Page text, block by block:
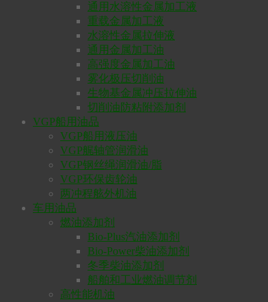
通用水溶性金属加工液
重载金属加工液
水溶性金属拉伸液
通用金属加工油
高强度金属加工油
雾化极压切削油
生物基金属冲压拉伸油
切削油防粘附添加剂
VGP船用油品
VGP船用液压油
VGP艉轴管润滑油
VGP钢丝绳润滑油/脂
VGP环保齿轮油
两冲程舷外机油
车用油品
燃油添加剂
Bio-Plus汽油添加剂
Bio-Power柴油添加剂
冬季柴油添加剂
船舶和工业燃油调节剂
高性能机油